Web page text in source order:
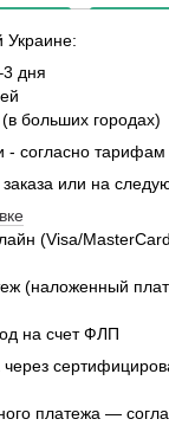
Украине:
дня
больших городах)
- согласно тарифам
или на
(Visa/
(наложенный
на счет ФЛП
через
платежа —